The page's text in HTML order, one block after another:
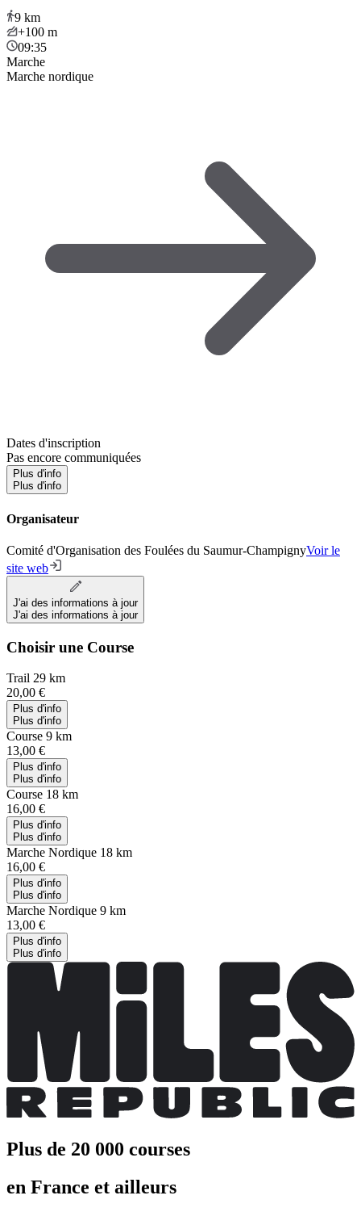
9 km
+100 m
09:35
Marche
Marche nordique
Dates d'inscription
Pas encore communiquées
Plus d'info
Plus d'info
Organisateur
Comité d'Organisation des Foulées du Saumur-ChampignyVoir le
site web
J'ai des informations à jour
J'ai des informations à jour
Choisir une Course
Trail 29 km
20,00 €
Plus d'info
Plus d'info
Course 9 km
13,00 €
Plus d'info
Plus d'info
Course 18 km
16,00 €
Plus d'info
Plus d'info
Marche Nordique 18 km
16,00 €
Plus d'info
Plus d'info
Marche Nordique 9 km
13,00 €
Plus d'info
Plus d'info
Plus de 20 000 courses
en France et ailleurs